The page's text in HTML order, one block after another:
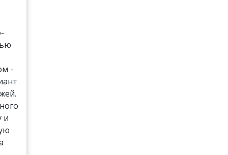
-
и